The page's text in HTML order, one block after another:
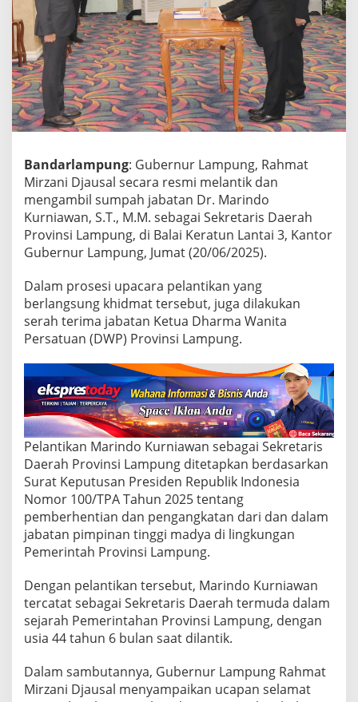
r
z
a
n
i
D
j
a
u
l
L
a
n
i
k
a
r
n
d
K
u
r
n
i
a
w
a
n
S
e
b
g
i
S
e
d
P
r
Bandarlampung: Gubernur Lampung, Rahmat
Mirzani Djausal secara resmi melantik dan
mengambil sumpah jabatan Dr. Marindo
Kurniawan, S.T., M.M. sebagai Sekretaris Daerah
Provinsi Lampung, di Balai Keratun Lantai 3, Kantor
Gubernur Lampung, Jumat (20/06/2025).
Dalam prosesi upacara pelantikan yang
berlangsung khidmat tersebut, juga dilakukan
serah terima jabatan Ketua Dharma Wanita
Persatuan (DWP) Provinsi Lampung.
Pelantikan Marindo Kurniawan sebagai Sekretaris
Daerah Provinsi Lampung ditetapkan berdasarkan
Surat Keputusan Presiden Republik Indonesia
Nomor 100/TPA Tahun 2025 tentang
pemberhentian dan pengangkatan dari dan dalam
jabatan pimpinan tinggi madya di lingkungan
Pemerintah Provinsi Lampung.
Dengan pelantikan tersebut, Marindo Kurniawan
tercatat sebagai Sekretaris Daerah termuda dalam
sejarah Pemerintahan Provinsi Lampung, dengan
usia 44 tahun 6 bulan saat dilantik.
Dalam sambutannya, Gubernur Lampung Rahmat
Mirzani Djausal menyampaikan ucapan selamat